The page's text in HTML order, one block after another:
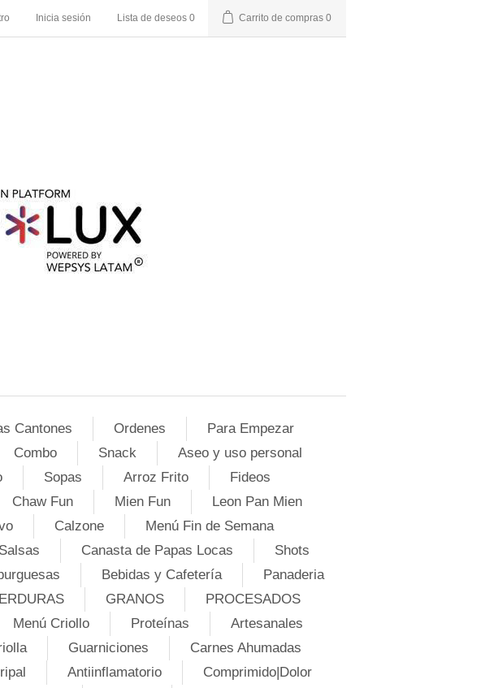
Inicia sesión Lista de deseos 0 Carrito de compras 0
Cantones Ordenes
Para Empezar
Combo Snack
Aseo y uso personal
Sopas Arroz Frito
Fideos
Chaw Fun Mien Fun
Leon Pan Mien
Calzone
Menú Fin de Semana
Salsas Canasta de Papas Locas
Shots
Bebidas y Cafetería
Panaderia
GRANOS
PROCESADOS
Menú Criollo Proteínas
Artesanales
Guarniciones
Carnes Ahumadas
Antiinflamatorio
Comprimido|Dolor